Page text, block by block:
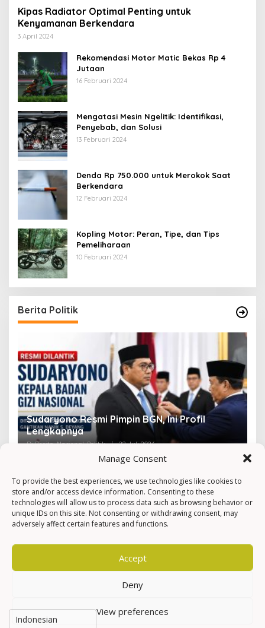
Manage Consent
To provide the best experiences, we use technologies like cookies to
store and/or access device information. Consenting to these
technologies will allow us to process data such as browsing behavior or
unique IDs on this site. Not consenting or withdrawing consent, may
adversely affect certain features and functions.
Accept
Deny
View preferences
Kipas Radiator Optimal Penting untuk
Kenyamanan Berkendara
3 April 2024
Rekomendasi Motor Matic Bekas Rp 4
Jutaan
16 Februari 2024
Mengatasi Mesin Ngelitik: Identifikasi,
Penyebab, dan Solusi
13 Februari 2024
Denda Rp 750.000 untuk Merokok Saat
Berkendara
12 Februari 2024
Kopling Motor: Peran, Tipe, dan Tips
Pemeliharaan
10 Februari 2024
Berita Politik
Sudaryono Resmi Pimpin BGN, Ini Profil
Lengkapnya
Di Berita, Nasional, Politik | 22 Juli 2026 Di
Hak Cipta © Newkarma
Privacy Policy & Terms of Service
Indeks Berita